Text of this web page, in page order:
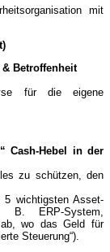
mit
Betroffenheit
für die eigene
Cash-Hebel in der
zu schützen, den
5 wichtigsten Asset-
B. ERP-System,
ab, wo das Geld für
Steuerung“).